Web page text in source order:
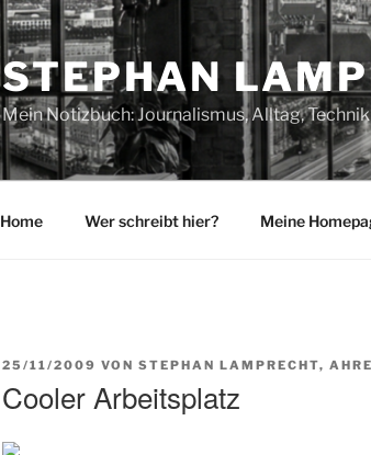
STEPHAN
Mein Notizbuch: Journalismus, Alltag, Technik
Home Wer schreibt hier? Meine
VERÖFFENTLICHT
25/11/2009 VON STEPHAN LAMPRECHT,
Cooler Arbeitsplatz